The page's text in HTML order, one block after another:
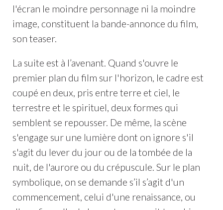
l'écran le moindre personnage ni la moindre
image, constituent la bande-annonce du film,
son teaser.
La suite est à l’avenant. Quand s'ouvre le
premier plan du film sur l'horizon, le cadre est
coupé en deux, pris entre terre et ciel, le
terrestre et le spirituel, deux formes qui
semblent se repousser. De même, la scène
s'engage sur une lumière dont on ignore s'il
s'agit du lever du jour ou de la tombée de la
nuit, de l'aurore ou du crépuscule. Sur le plan
symbolique, on se demande s’il s’agit d'un
commencement, celui d'une renaissance, ou